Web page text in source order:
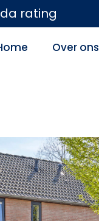
rating
Over ons